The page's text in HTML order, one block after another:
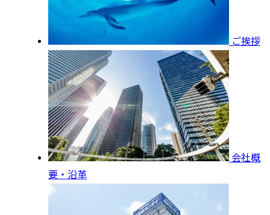
ご挨拶
会社概
要・沿革